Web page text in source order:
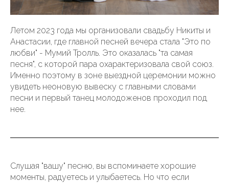
Летом 2023 года мы организовали свадьбу Никиты и
Анастасии, где главной песней вечера стала "Это по
любви" - Мумий Тролль. Это оказалась "та самая
песня", с которой пара охарактеризовала свой союз.
Именно поэтому в зоне выездной церемонии можно
увидеть неоновую вывеску с главными словами
песни и первый танец молодоженов проходил под
нее.
Слушая "вашу" песню, вы вспоминаете хорошие
моменты, радуетесь и улыбаетесь. Но что если